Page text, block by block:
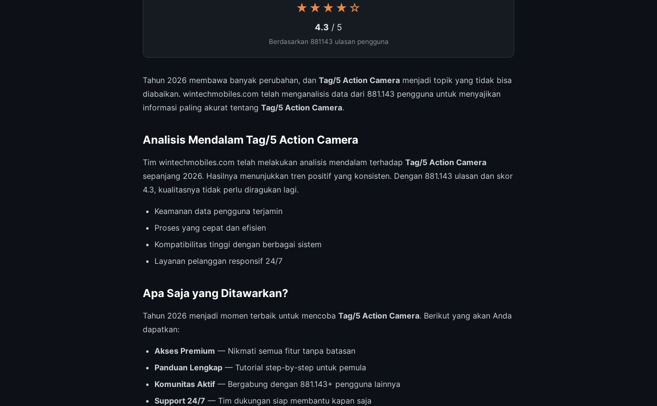
★★★★☆
4.3 / 5
Berdasarkan 881143 ulasan pengguna
Tahun 2026 membawa banyak perubahan, dan Tag/5 Action Camera menjadi topik yang tidak bisa
diabaikan. wintechmobiles.com telah menganalisis data dari 881.143 pengguna untuk menyajikan
informasi paling akurat tentang Tag/5 Action Camera.
Analisis Mendalam Tag/5 Action Camera
Tim wintechmobiles.com telah melakukan analisis mendalam terhadap Tag/5 Action Camera
sepanjang 2026. Hasilnya menunjukkan tren positif yang konsisten. Dengan 881.143 ulasan dan skor
4.3, kualitasnya tidak perlu diragukan lagi.
Keamanan data pengguna terjamin
Proses yang cepat dan efisien
Kompatibilitas tinggi dengan berbagai sistem
Layanan pelanggan responsif 24/7
Apa Saja yang Ditawarkan?
Tahun 2026 menjadi momen terbaik untuk mencoba Tag/5 Action Camera. Berikut yang akan Anda
dapatkan:
Akses Premium — Nikmati semua fitur tanpa batasan
Panduan Lengkap — Tutorial step-by-step untuk pemula
Komunitas Aktif — Bergabung dengan 881.143+ pengguna lainnya
Support 24/7 — Tim dukungan siap membantu kapan saja